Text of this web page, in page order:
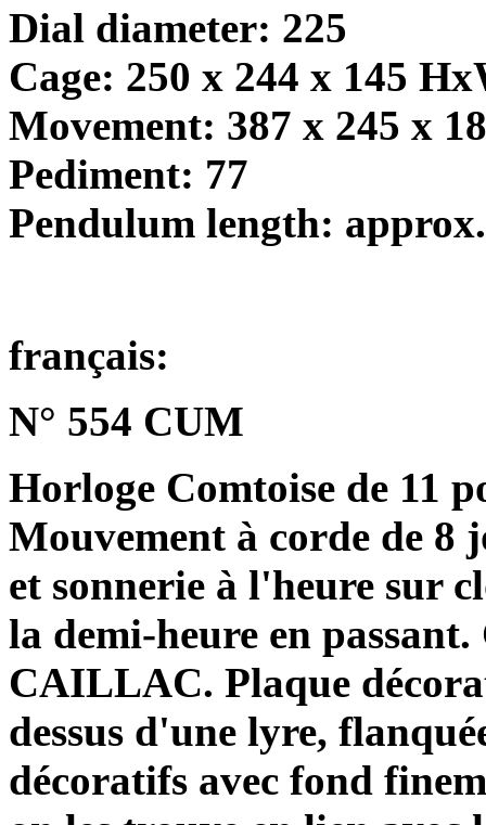
Dial diameter: 225
Cage: 250 x 244 x 145
Movement: 387 x 245 x
Pediment: 77
Pendulum length:
français:
N° 554 CUM
Horloge Comtoise de 11
Mouvement à corde de 8
et sonnerie à l'heure sur
la demi-heure en
CAILLAC. Plaque
dessus d'une lyre,
décoratifs avec fond